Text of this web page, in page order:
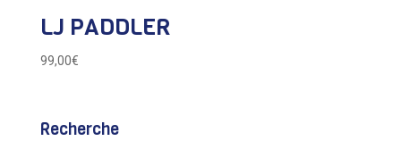
LJ PADDLER
99,00€
Recherche